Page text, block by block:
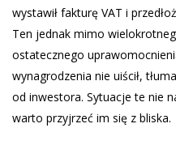
wystawił fakturę VAT i
Ten jednak mimo
ostatecznego
wynagrodzenia nie uiścił,
od inwestora. Sytuacje te nie
warto przyjrzeć im się z bliska.